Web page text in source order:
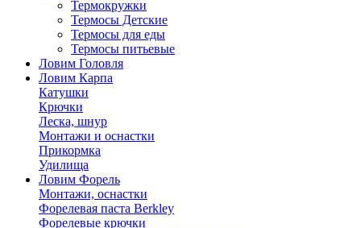
Термокружки
Термосы Детские
Термосы для еды
Термосы питьевые
Ловим Головля
Ловим Карпа
Катушки
Крючки
Леска, шнур
Монтажи и оснастки
Прикормка
Удилища
Ловим Форель
Монтажи, оснастки
Форелевая паста Berkley
Форелевые крючки